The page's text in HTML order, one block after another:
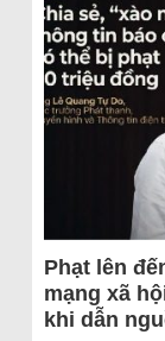
Phạt lên
mạng xã
khi dẫn